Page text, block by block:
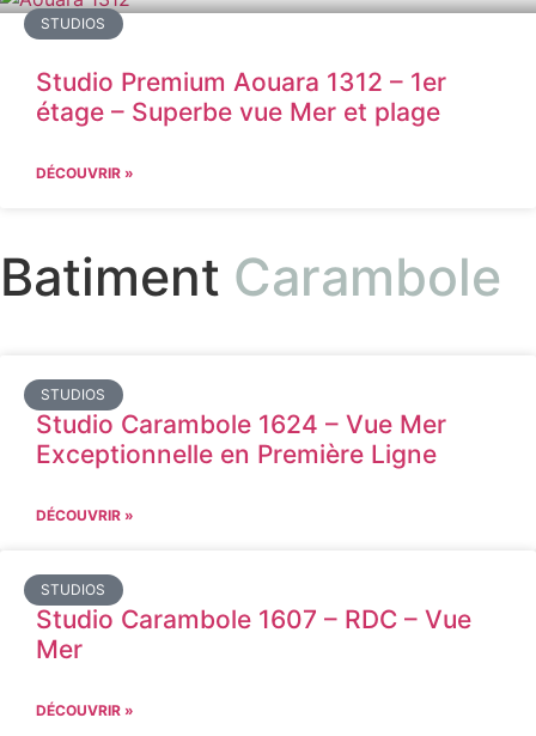
STUDIOS
Studio Premium Aouara 1312 – 1er
étage – Superbe vue Mer et plage
DÉCOUVRIR »
Batiment Carambole
STUDIOS
Studio Carambole 1624 – Vue Mer
Exceptionnelle en Première Ligne
DÉCOUVRIR »
STUDIOS
Studio Carambole 1607 – RDC – Vue
Mer
DÉCOUVRIR »